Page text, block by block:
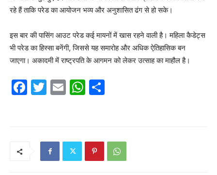
रहे हैं ताकि परेड का आयोजन भव्य और अनुशासित ढंग से हो सके।
इस बार की पासिंग आउट परेड कई मायनों में खास रहने वाली है। महिला कैडेट्स
भी परेड का हिस्सा बनेंगी, जिससे यह समारोह और अधिक ऐतिहासिक बन
जाएगा। अकादमी में राष्ट्रपति के आगमन को लेकर उत्साह का माहौल है।
F
T
E
W
A
p